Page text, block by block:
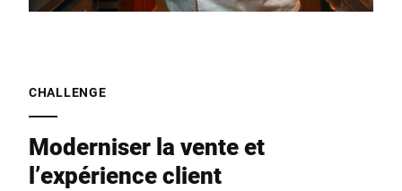
CHALLENGE
Moderniser la vente et
l’expérience client